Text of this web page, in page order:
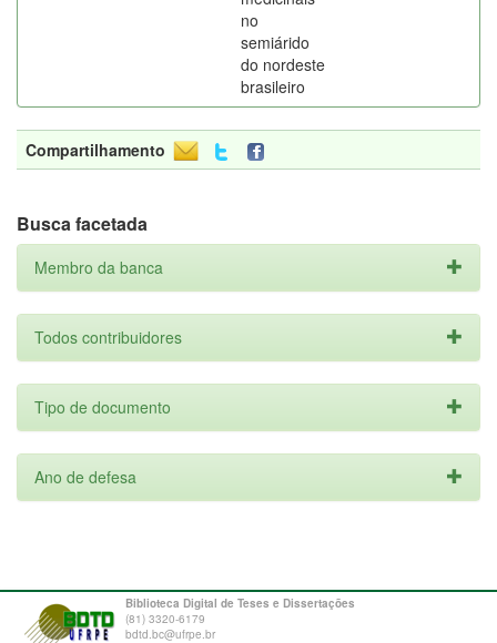
no
semiárido
do nordeste
brasileiro
Compartilhamento
Busca facetada
Membro da banca
Todos contribuidores
Tipo de documento
Ano de defesa
Biblioteca Digital de Teses e Dissertações
(81) 3320-6179
bdtd.bc@ufrpe.br